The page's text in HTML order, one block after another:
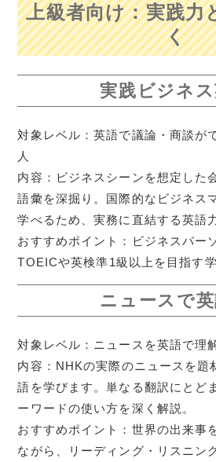
上級者向け：実践力
く
実践ビジネ
対象レベル：英語で議論・商談が
人
内容：ビジネスシーンを想定した
語彙を深掘り。国際的なビジネス
学べるため、実務に直結する英語
おすすめポイント：ビジネスパー
TOEICや英検準1級以上を目指す
ニュースで
対象レベル：ニュースを英語で理
内容：NHKの実際のニュースを題
語を学びます。単なる翻訳にとど
ーワードの使い方を深く解説。
おすすめポイント：世界の出来事
ながら、リーディング・リスニン